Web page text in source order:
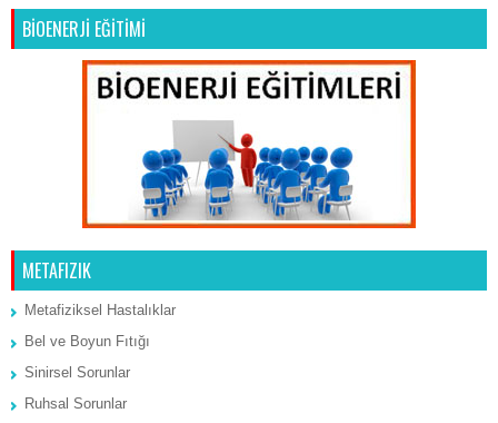
BİOENERJİ EĞİTİMİ
METAFIZIK
Metafiziksel Hastalıklar
Bel ve Boyun Fıtığı
Sinirsel Sorunlar
Ruhsal Sorunlar